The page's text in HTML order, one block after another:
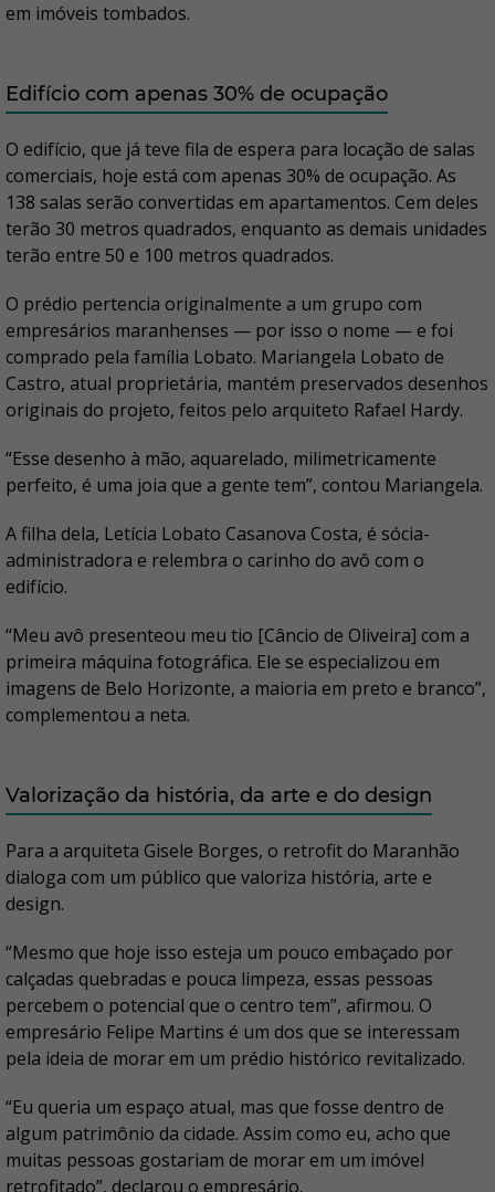
em imóveis tombados.
Edifício com apenas 30% de ocupação
O edifício, que já teve fila de espera para locação de salas
comerciais, hoje está com apenas 30% de ocupação. As
138 salas serão convertidas em apartamentos. Cem deles
terão 30 metros quadrados, enquanto as demais unidades
terão entre 50 e 100 metros quadrados.
O prédio pertencia originalmente a um grupo com
empresários maranhenses — por isso o nome — e foi
comprado pela família Lobato. Mariangela Lobato de
Castro, atual proprietária, mantém preservados desenhos
originais do projeto, feitos pelo arquiteto Rafael Hardy.
“Esse desenho à mão, aquarelado, milimetricamente
perfeito, é uma joia que a gente tem”, contou Mariangela.
A filha dela, Letícia Lobato Casanova Costa, é sócia-
administradora e relembra o carinho do avô com o
edifício.
“Meu avô presenteou meu tio [Câncio de Oliveira] com a
primeira máquina fotográfica. Ele se especializou em
imagens de Belo Horizonte, a maioria em preto e branco”,
complementou a neta.
Valorização da história, da arte e do design
Para a arquiteta Gisele Borges, o retrofit do Maranhão
dialoga com um público que valoriza história, arte e
design.
“Mesmo que hoje isso esteja um pouco embaçado por
calçadas quebradas e pouca limpeza, essas pessoas
percebem o potencial que o centro tem”, afirmou. O
empresário Felipe Martins é um dos que se interessam
pela ideia de morar em um prédio histórico revitalizado.
“Eu queria um espaço atual, mas que fosse dentro de
algum patrimônio da cidade. Assim como eu, acho que
muitas pessoas gostariam de morar em um imóvel
retrofitado”, declarou o empresário.